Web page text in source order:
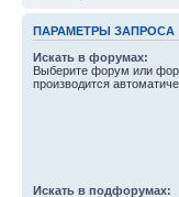
ПАРАМЕТРЫ ЗАПРОСА
Искать в форумах:
Выберите форум или
производится
Искать в подфорумах: